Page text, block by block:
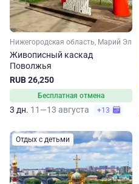
Нижегородская область, Марий Эл
Живописный каскад
Поволжья
RUB 26,250
Бесплатная отмена
3 дн. 11—13 августа +13
Отдых с детьми